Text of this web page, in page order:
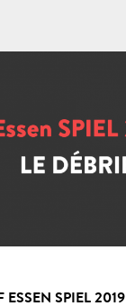
ESSEN SPIEL 2019